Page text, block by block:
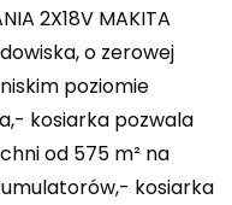
2X18V MAKITA
o zerowej
poziomie
kosiarka pozwala
od 575 m² na
kosiarka